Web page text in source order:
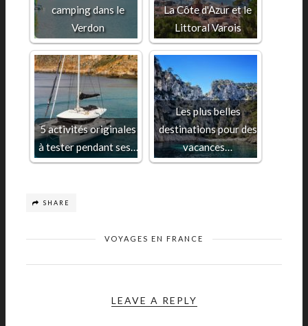
camping dans le
Verdon
La Côte d'Azur et le
Littoral Varois
5 activités originales
à tester pendant ses…
Les plus belles
destinations pour des
vacances…
SHARE
VOYAGES EN FRANCE
LEAVE A REPLY